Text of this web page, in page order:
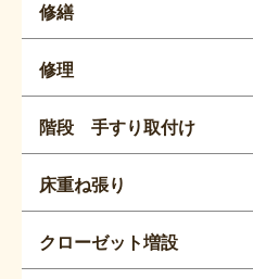
修繕
修理
階段 手すり取付け
床重ね張り
クローゼット増設